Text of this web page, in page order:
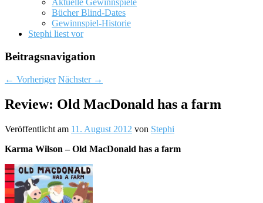
Aktuelle Gewinnspiele
Bücher Blind-Dates
Gewinnspiel-Historie
Stephi liest vor
Beitragsnavigation
← Vorheriger Nächster →
Review: Old MacDonald has a farm
Veröffentlicht am 11. August 2012 von Stephi
Karma Wilson – Old MacDonald has a farm